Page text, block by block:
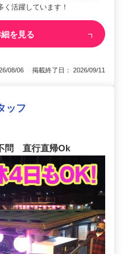
活躍しています！
を見る
08/06 掲載終了日： 2026/09/11
ッフ
問 直行直帰Ok